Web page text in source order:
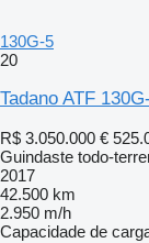
130G-5
20
Tadano ATF
R$ 3.050.000 €
Guindaste todo-
2017
42.500 km
2.950 m/h
Capacidade de